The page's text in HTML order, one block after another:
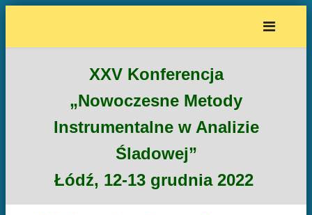
XXV Konferencja
„Nowoczesne Metody
Instrumentalne w Analizie
Śladowej”
Łódź, 12-13 grudnia 2022